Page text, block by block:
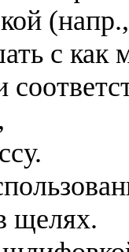
с как
щелях.